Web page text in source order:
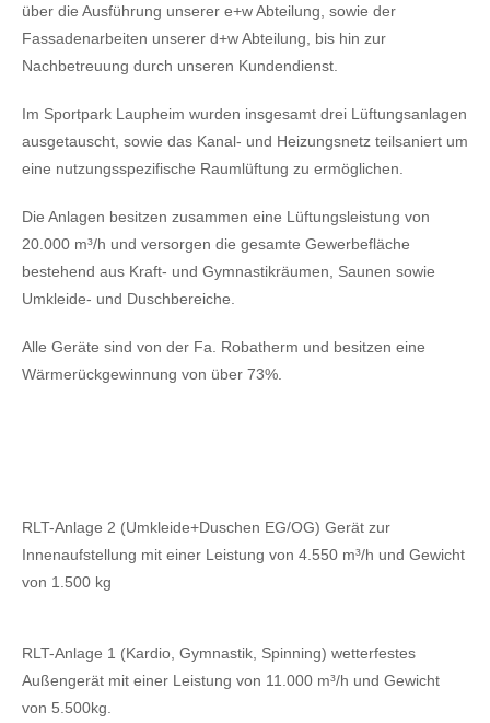
über die Ausführung unserer e+w Abteilung, sowie der
Fassadenarbeiten unserer d+w Abteilung, bis hin zur
Nachbetreuung durch unseren Kundendienst.
Im Sportpark Laupheim wurden insgesamt drei Lüftungsanlagen
ausgetauscht, sowie das Kanal- und Heizungsnetz teilsaniert um
eine nutzungsspezifische Raumlüftung zu ermöglichen.
Die Anlagen besitzen zusammen eine Lüftungsleistung von
20.000 m³/h und versorgen die gesamte Gewerbefläche
bestehend aus Kraft- und Gymnastikräumen, Saunen sowie
Umkleide- und Duschbereiche.
Alle Geräte sind von der Fa. Robatherm und besitzen eine
Wärmerückgewinnung von über 73%.
RLT-Anlage 2 (Umkleide+Duschen EG/OG) Gerät zur
Innenaufstellung mit einer Leistung von 4.550 m³/h und Gewicht
von 1.500 kg
RLT-Anlage 1 (Kardio, Gymnastik, Spinning) wetterfestes
Außengerät mit einer Leistung von 11.000 m³/h und Gewicht
von 5.500kg.